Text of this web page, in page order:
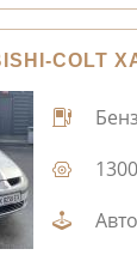
COLT
1300